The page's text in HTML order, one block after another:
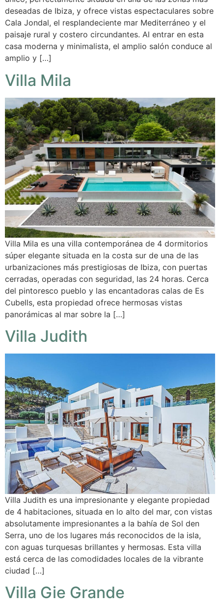
deseadas de Ibiza, y ofrece vistas espectaculares sobre
Cala Jondal, el resplandeciente mar Mediterráneo y el
paisaje rural y costero circundantes. Al entrar en esta
casa moderna y minimalista, el amplio salón conduce al
amplio y […]
Villa Mila
Villa Mila es una villa contemporánea de 4 dormitorios
súper elegante situada en la costa sur de una de las
urbanizaciones más prestigiosas de Ibiza, con puertas
cerradas, operadas con seguridad, las 24 horas. Cerca
del pintoresco pueblo y las encantadoras calas de Es
Cubells, esta propiedad ofrece hermosas vistas
panorámicas al mar sobre la […]
Villa Judith
Villa Judith es una impresionante y elegante propiedad
de 4 habitaciones, situada en lo alto del mar, con vistas
absolutamente impresionantes a la bahía de Sol den
Serra, uno de los lugares más reconocidos de la isla,
con aguas turquesas brillantes y hermosas. Esta villa
está cerca de las comodidades locales de la vibrante
ciudad […]
Villa Gie Grande